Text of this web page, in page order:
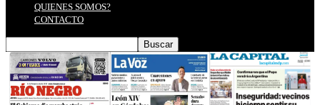
QUIENES SOMOS?
CONTACTO